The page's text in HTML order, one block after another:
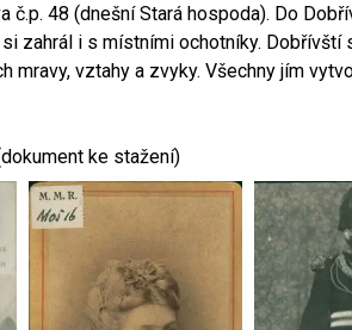
48 (dnešní Stará hospoda). Do
zahrál i s místními ochotníky. Dobřívští
mravy, vztahy a zvyky. Všechny jím
ke stažení)